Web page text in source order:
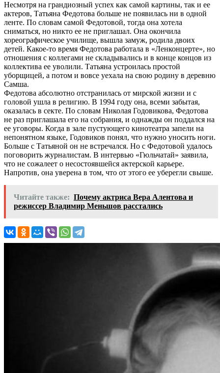
Несмотря на грандиозный успех как самой картины, так и ее
актеров, Татьяна Федотова больше не появилась ни в одной
ленте. По словам самой Федотовой, тогда она хотела
сниматься, но никто ее не приглашал. Она окончила
хореографическое училище, вышла замуж, родила двоих
детей. Какое-то время Федотова работала в «Ленконцерте», но
отношения с коллегами не складывались и в конце концов из
коллектива ее уволили. Татьяна устроилась простой
уборщицей, а потом и вовсе уехала на свою родину в деревню
Самша.
Федотова абсолютно отстранилась от мирской жизни и с
головой ушла в религию. В 1994 году она, всеми забытая,
оказалась в секте. По словам Николая Годовикова, Федотова
не раз приглашала его на собрания, и однажды он поддался на
ее уговоры. Когда в зале пустующего кинотеатра запели на
непонятном языке, Годовиков понял, что нужно уносить ноги.
Больше с Татьяной он не встречался. Но с Федотовой удалось
поговорить журналистам. В интервью «Гюльчатай» заявила,
что не сожалеет о несостоявшейся актерской карьере.
Напротив, она уверена в том, что от этого ее уберегли свыше.
Читайте также: Почему актриса Вера Алентова и
режиссер Владимир Меньшов расстались